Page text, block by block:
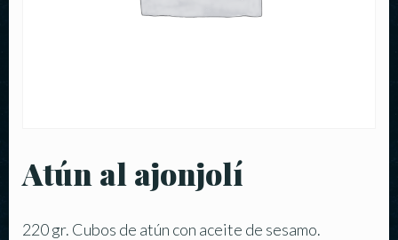
Atún al ajonjolí
220 gr. Cubos de atún con aceite de sesamo.